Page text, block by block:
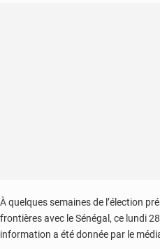
À quelques semaines de l’élection
frontières avec le Sénégal, ce lundi
information a été donnée par le